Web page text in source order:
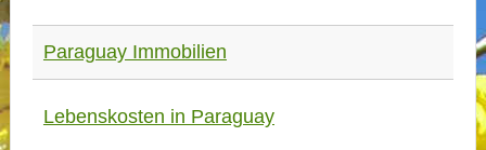
Paraguay Immobilien
Lebenskosten in Paraguay